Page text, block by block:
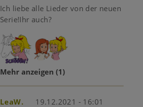
Ich liebe alle Lieder von der neuen
Serie!Ihr auch?
Mehr anzeigen (1)
LeaW.
19.12.2021 - 16:01